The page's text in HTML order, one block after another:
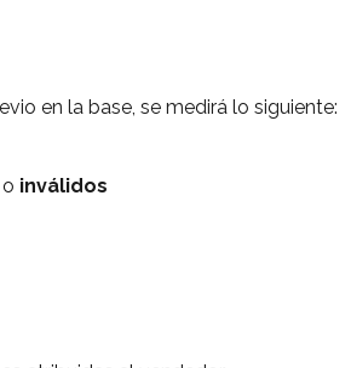
en la base, se medirá lo siguiente:
o inválidos